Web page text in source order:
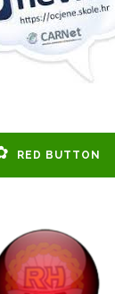
RED BUTTON